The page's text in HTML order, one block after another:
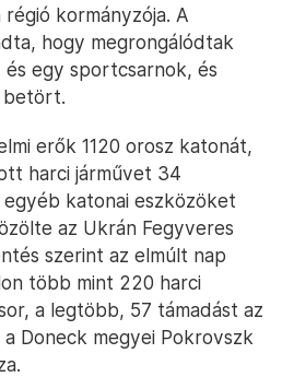
kormányzója. A
hogy megrongálódtak
egy sportcsarnok, és
betört.
erők 1120 orosz katonát,
harci járművet 34
katonai eszközöket
az Ukrán Fegyveres
szerint az elmúlt nap
több mint 220 harci
a legtöbb, 57 támadást az
Doneck megyei Pokrovszk